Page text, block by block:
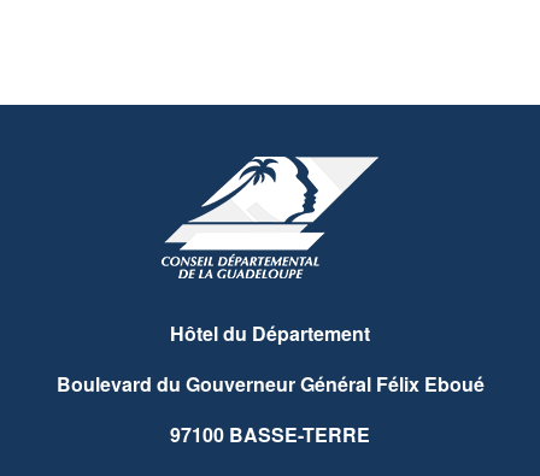
Hôtel du Département
Boulevard du Gouverneur Général Félix Eboué
97100 BASSE-TERRE